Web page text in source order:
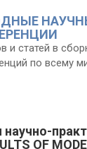
и статей в
по всему
OF